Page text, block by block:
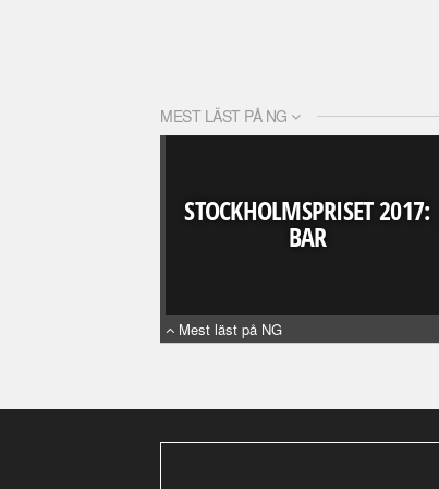
MEST LÄST PÅ NG
STOCKHOLMSPRISET 2017:
BAR
Mest läst på NG